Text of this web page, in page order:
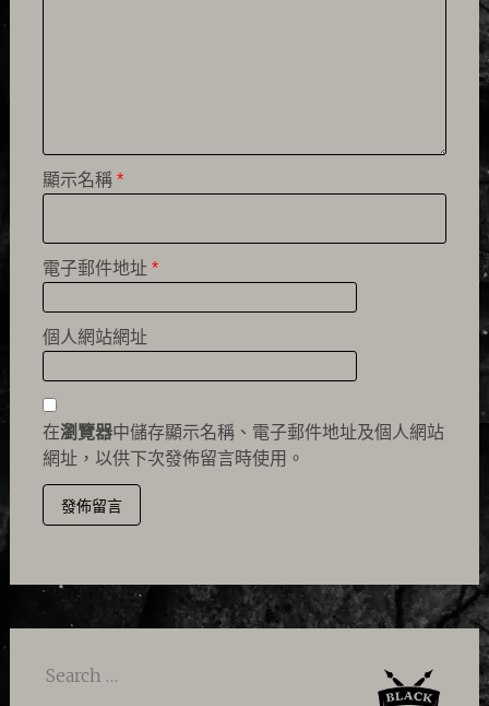
顯示名稱 *
電子郵件地址 *
個人網站網址
在瀏覽器中儲存顯示名稱、電子郵件地址及個人網站
網址，以供下次發佈留言時使用。
Search